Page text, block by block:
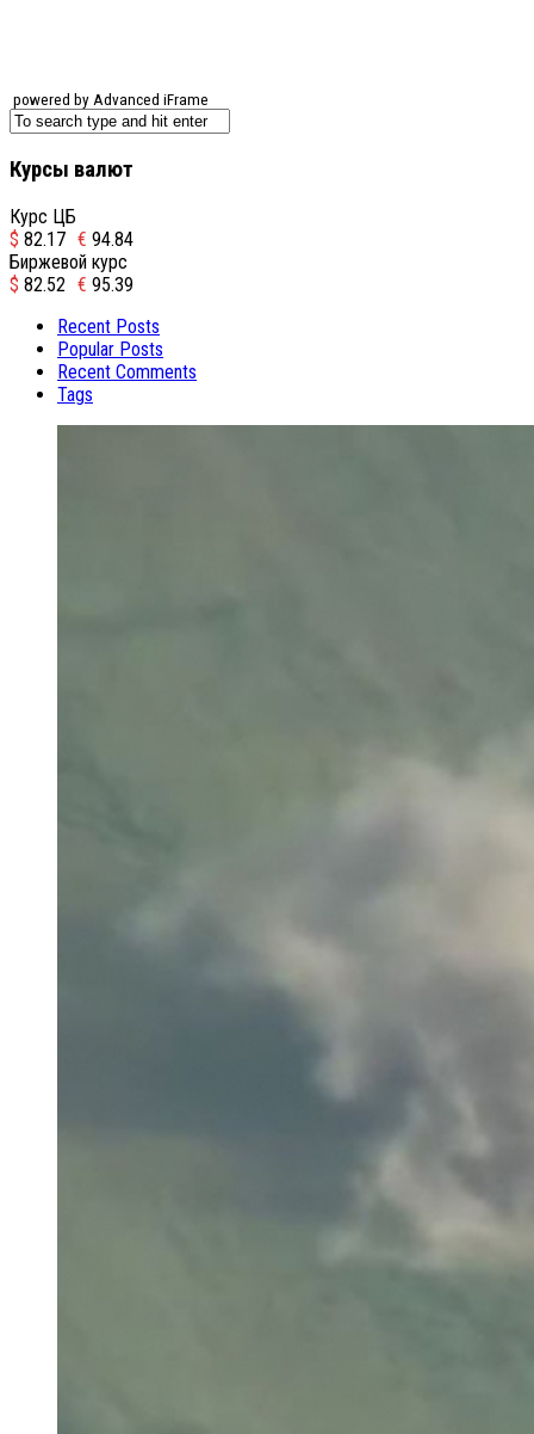
powered by Advanced iFrame
Курсы валют
Курс ЦБ
$ 82.17 € 94.84
Биржевой курс
$ 82.52 € 95.39
Recent Posts
Popular Posts
Recent Comments
Tags